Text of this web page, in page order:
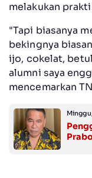
melakukan
"Tapi biasanya
bekingnya
ijo, cokelat,
alumni saya
mencemarkan